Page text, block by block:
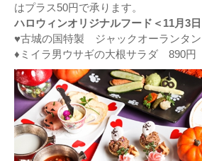
はプラス50円で承ります。
ハロウィンオリジナルフード＜11月3
♥古城の国特製 ジャックオーランタ
♦ミイラ男ウサギの大根サラダ 890円